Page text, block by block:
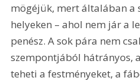
mögéjük, mert általában a
helyeken – ahol nem jár a
penész. A sok pára nem
szempontjából hátrányos,
teheti a festményeket, a